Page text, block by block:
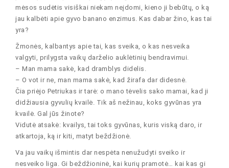
mėsos sudėtis visiškai niekam neįdomi, kieno ji bebūtų, o ką
jau kalbėti apie gyvo banano enzimus. Kas dabar žino, kas tai
yra?
Žmonės, kalbantys apie tai, kas sveika, o kas nesveika
valgyti, prilygsta vaikų darželio auklėtinių bendravimui.
– Man mama sakė, kad dramblys didelis.
– O vot ir ne, man mama sakė, kad žirafa dar didesnė.
Čia priėjo Petriukas ir tarė: o mano tėvelis sako mamai, kad ji
didžiausia gyvulių kvailė. Tik aš nežinau, koks gyvūnas yra
kvailė. Gal jūs žinote?
Vidutė atsakė: kvailys, tai toks gyvūnas, kuris viską daro, ir
atkartoja, ką ir kiti, matyt beždžionė.
Va jau vaikų išmintis dar nespėta nenužudyti sveiko ir
nesveiko liga. Gi beždžioninė, kai kurių pramotė… kai kas gi